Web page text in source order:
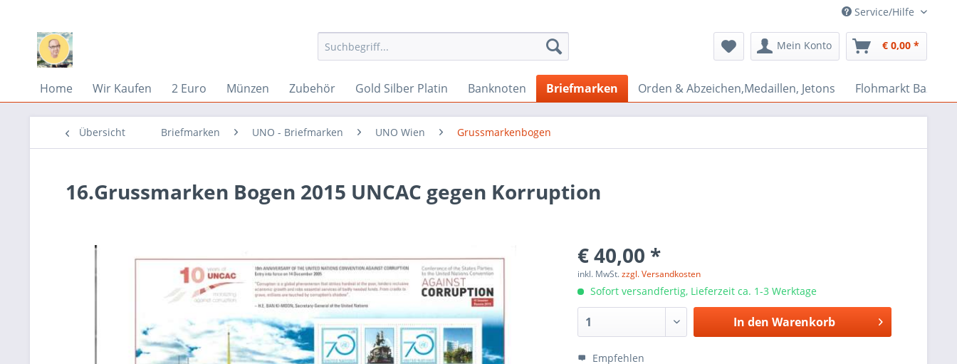
Service/Hilfe
Mein Konto € 0,00 *
Home Wir Kaufen 2 Euro Münzen Zubehör Gold Silber Platin Banknoten Briefmarken Orden & Abzeichen,Medaillen, Jetons Flohmarkt Bazar
Übersicht Briefmarken UNO - Briefmarken UNO Wien Grussmarkenbogen
16.Grussmarken Bogen 2015 UNCAC gegen Korruption
€ 40,00 *
inkl. MwSt.zzgl. Versandkosten
Sofort versandfertig, Lieferzeit ca. 1-3 Werktage
In den Warenkorb
Empfehlen